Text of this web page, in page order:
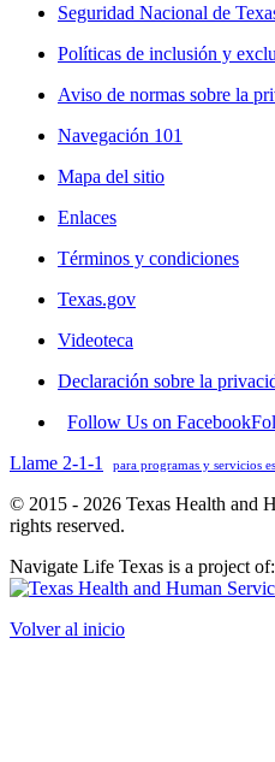
Seguridad Nacional de
Políticas de inclusión y
Aviso de normas sobre la
Navegación 101
Mapa del sitio
Enlaces
Términos y condiciones
Texas.gov
Videoteca
Declaración sobre la
Follow Us on Facebook
Llame 2-1-1
para programas y servicios
© 2015 - 2026 Texas Health and
rights reserved.
Navigate Life Texas is a project of:
Volver al inicio